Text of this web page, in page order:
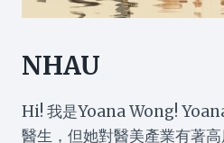
NHAU
Hi! 我是Yoana Wong!
醫生，但她對醫美產業有著高